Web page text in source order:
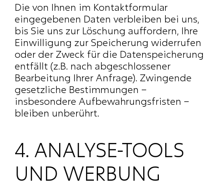
Die von Ihnen im Kontaktformular
eingegebenen Daten verbleiben bei uns,
bis Sie uns zur Löschung auffordern, Ihre
Einwilligung zur Speicherung widerrufen
oder der Zweck für die Datenspeicherung
entfällt (z.B. nach abgeschlossener
Bearbeitung Ihrer Anfrage). Zwingende
gesetzliche Bestimmungen –
insbesondere Aufbewahrungsfristen –
bleiben unberührt.
4. ANALYSE-TOOLS
UND WERBUNG